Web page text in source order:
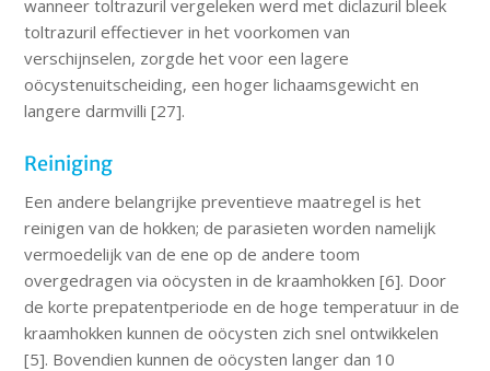
wanneer toltrazuril vergeleken werd met diclazuril bleek
toltrazuril effectiever in het voorkomen van
verschijnselen, zorgde het voor een lagere
oöcystenuitscheiding, een hoger lichaamsgewicht en
langere darmvilli [27].
Reiniging
Een andere belangrijke preventieve maatregel is het
reinigen van de hokken; de parasieten worden namelijk
vermoedelijk van de ene op de andere toom
overgedragen via oöcysten in de kraamhokken [6]. Door
de korte prepatentperiode en de hoge temperatuur in de
kraamhokken kunnen de oöcysten zich snel ontwikkelen
[5]. Bovendien kunnen de oöcysten langer dan 10